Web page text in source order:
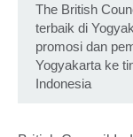
The British
terbaik di
promosi dan
Yogyakarta ke
Indonesia